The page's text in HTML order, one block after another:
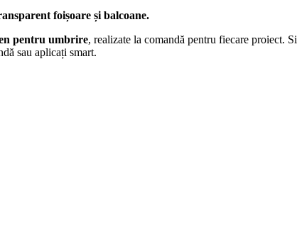
foișoare și balcoane.
pentru umbrire, realizate la comandă pentru fiecare proiect.
sau aplicați smart.